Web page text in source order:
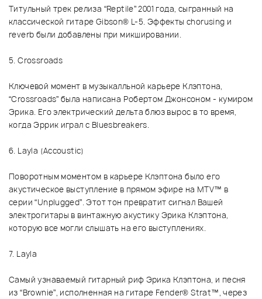
Титульный трек релиза “Reptile” 2001 года, сыгранный на
классической гитаре Gibson® L-5. Эффекты chorusing и
reverb были добавлены при микшировании.
5. Crossroads
Ключевой момент в музыкалльной карьере Клэптона,
“Crossroads” была написана Робертом Джонсоном - кумиром
Эрика. Его электрический дельта блюз вырос в то время,
когда Эррик играл с Bluesbreakers.
6. Layla (Accoustic)
Поворотным моментом в карьере Клэптона было его
акустическое выступление в прямом эфире на MTV™ в
серии “Unplugged”. Этот тон превратит сигнал Вашей
электрогитары в винтажную акустику Эрика Клэптона,
которую все могли слышать на его выступлениях.
7. Layla
Самый узнаваемый гитарный риф Эрика Клэптона, и песня
из “Brownie”, исполненная на гитаре Fender® Strat™, через